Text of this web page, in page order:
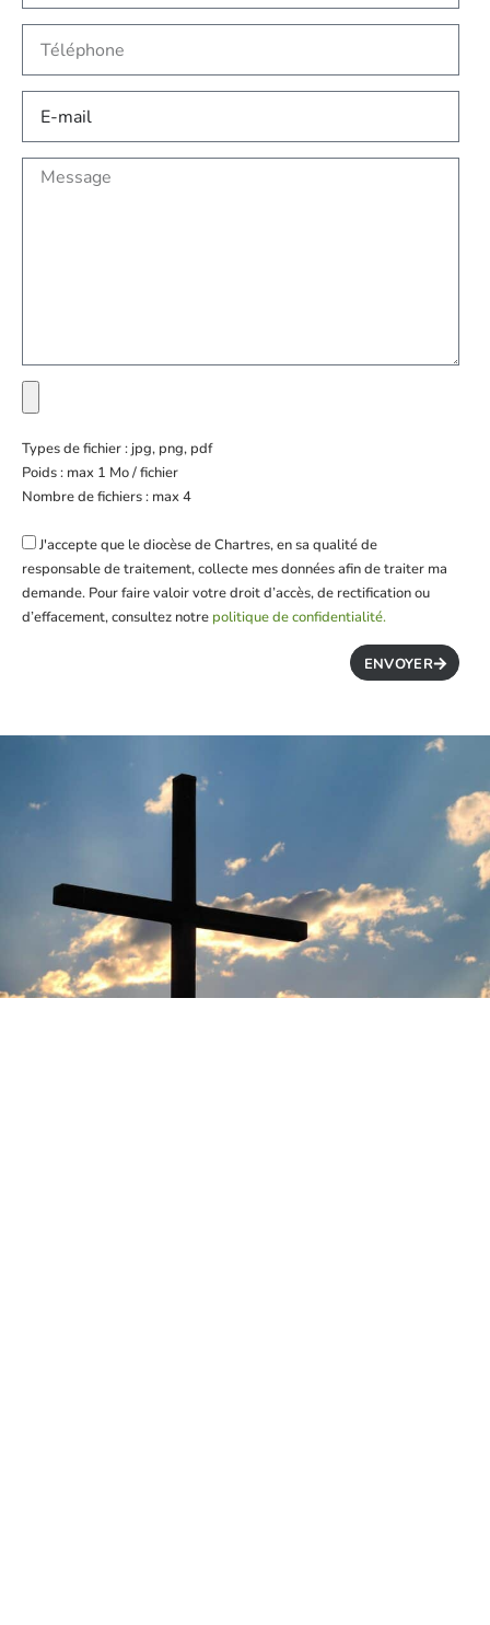
Types de fichier : jpg, png, pdf
Poids : max 1 Mo / fichier
Nombre de fichiers : max 4
J'accepte que le diocèse de Chartres, en sa qualité de
responsable de traitement, collecte mes données afin de traiter ma
demande. Pour faire valoir votre droit d’accès, de rectification ou
d’effacement, consultez notre politique de confidentialité.
ENVOYER